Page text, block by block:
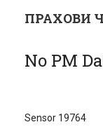
ПРАХОВИ
No PM
Sensor 19764